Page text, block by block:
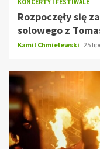
KONCERTY I FESTIWALE
Rozpoczęły się
solowego z
Kamil Chmielewski 25